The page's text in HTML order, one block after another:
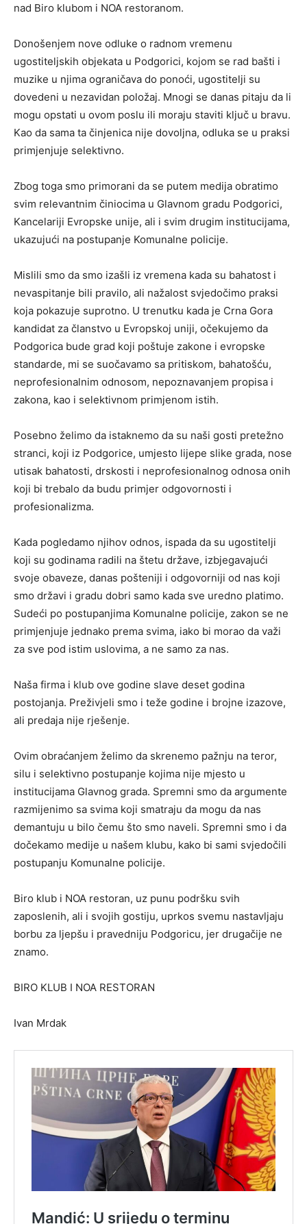
nad Biro klubom i NOA restoranom.
Donošenjem nove odluke o radnom vremenu
ugostiteljskih objekata u Podgorici, kojom se rad bašti i
muzike u njima ograničava do ponoći, ugostitelji su
dovedeni u nezavidan položaj. Mnogi se danas pitaju da li
mogu opstati u ovom poslu ili moraju staviti ključ u bravu.
Kao da sama ta činjenica nije dovoljna, odluka se u praksi
primjenjuje selektivno.
Zbog toga smo primorani da se putem medija obratimo
svim relevantnim činiocima u Glavnom gradu Podgorici,
Kancelariji Evropske unije, ali i svim drugim institucijama,
ukazujući na postupanje Komunalne policije.
Mislili smo da smo izašli iz vremena kada su bahatost i
nevaspitanje bili pravilo, ali nažalost svjedočimo praksi
koja pokazuje suprotno. U trenutku kada je Crna Gora
kandidat za članstvo u Evropskoj uniji, očekujemo da
Podgorica bude grad koji poštuje zakone i evropske
standarde, mi se suočavamo sa pritiskom, bahatošću,
neprofesionalnim odnosom, nepoznavanjem propisa i
zakona, kao i selektivnom primjenom istih.
Posebno želimo da istaknemo da su naši gosti pretežno
stranci, koji iz Podgorice, umjesto lijepe slike grada, nose
utisak bahatosti, drskosti i neprofesionalnog odnosa onih
koji bi trebalo da budu primjer odgovornosti i
profesionalizma.
Kada pogledamo njihov odnos, ispada da su ugostitelji
koji su godinama radili na štetu države, izbjegavajući
svoje obaveze, danas pošteniji i odgovorniji od nas koji
smo državi i gradu dobri samo kada sve uredno platimo.
Sudeći po postupanjima Komunalne policije, zakon se ne
primjenjuje jednako prema svima, iako bi morao da važi
za sve pod istim uslovima, a ne samo za nas.
Naša firma i klub ove godine slave deset godina
postojanja. Preživjeli smo i teže godine i brojne izazove,
ali predaja nije rješenje.
Ovim obraćanjem želimo da skrenemo pažnju na teror,
silu i selektivno postupanje kojima nije mjesto u
institucijama Glavnog grada. Spremni smo da argumente
razmijenimo sa svima koji smatraju da mogu da nas
demantuju u bilo čemu što smo naveli. Spremni smo i da
dočekamo medije u našem klubu, kako bi sami svjedočili
postupanju Komunalne policije.
Biro klub i NOA restoran, uz punu podršku svih
zaposlenih, ali i svojih gostiju, uprkos svemu nastavljaju
borbu za ljepšu i pravedniju Podgoricu, jer drugačije ne
znamo.
BIRO KLUB I NOA RESTORAN
Ivan Mrdak